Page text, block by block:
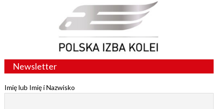
Newsletter
Imię lub Imię i Nazwisko